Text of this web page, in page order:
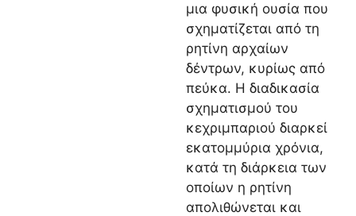
μια φυσική ουσία που
σχηματίζεται από τη
ρητίνη αρχαίων
δέντρων, κυρίως από
πεύκα. Η διαδικασία
σχηματισμού του
κεχριμπαριού διαρκεί
εκατομμύρια χρόνια,
κατά τη διάρκεια των
οποίων η ρητίνη
απολιθώνεται και